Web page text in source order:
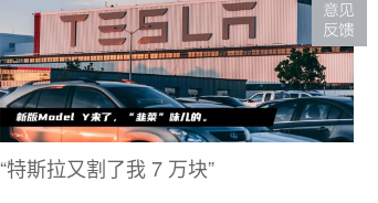
“特斯拉又割了我 7 万块”